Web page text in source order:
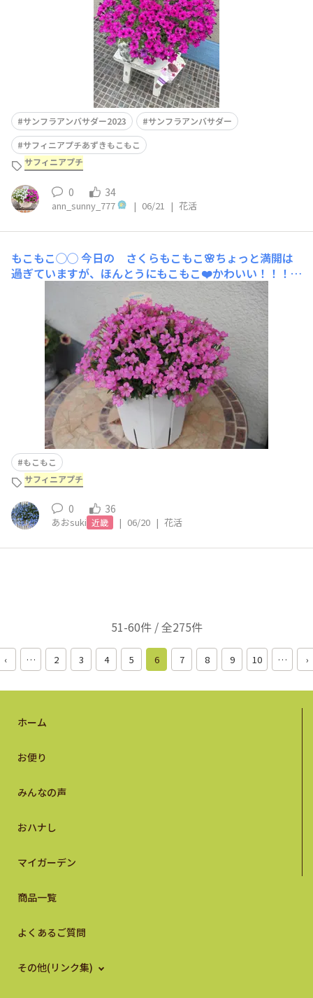
サンフラアンバサダー2023
サンフラアンバサダー
サフィニアプチあずきもこもこ
サフィニアプチ
0 34
ann_sunny_777 | 06/21 | 花活
もこもこ◯◯今日の さくらもこもこ🌸ちょっと満開は
過ぎていますが、ほんとうにもこもこ❤️かわいい！！！そ
して、そして タイミングは違いますがひつじもこもこ🐏
可愛い！！！ブラウンの入ったホワイト系がたまりませ
ん！！この色合い大好きです🥹購入時、ピンクっぽいもの
もありましたがホワイトで咲き揃いました！
もこもこ
サフィニアプチ
0 36
あおsuki 近畿 | 06/20 | 花活
51-60件 / 全275件
‹ … 2 3 4 5 6 7 8 9 10 … ›
ホーム
お便り
みんなの声
おハナし
マイガーデン
商品一覧
よくあるご質問
その他(リンク集)